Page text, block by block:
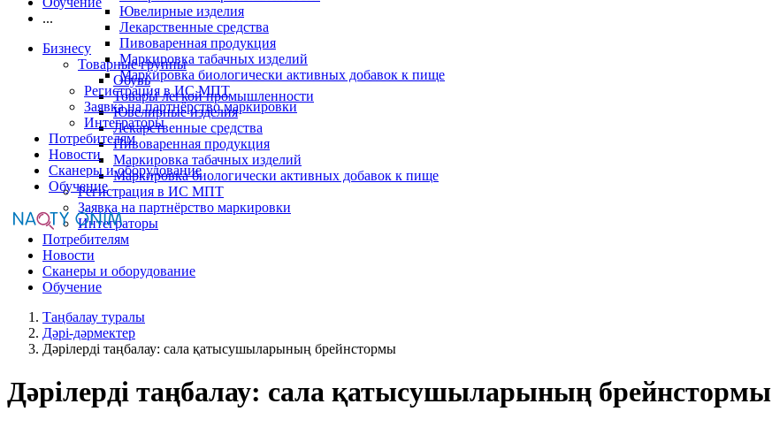
Ювелирные изделия
Лекарственные средства
Пивоваренная продукция
Маркировка табачных изделий
Маркировка биологически активных добавок к пище
Регистрация в ИС МПТ
Заявка на партнёрство маркировки
Интеграторы
Потребителям
Новости
Сканеры и оборудование
Обучение
...
Бизнесу
Товарные группы
Обувь
Товары легкой промышленности
Ювелирные изделия
Лекарственные средства
Пивоваренная продукция
Маркировка табачных изделий
Маркировка биологически активных добавок к пище
Регистрация в ИС МПТ
Заявка на партнёрство маркировки
Интеграторы
Потребителям
Новости
Сканеры и оборудование
Обучение
Таңбалау туралы
Дәрі-дәрмектер
Дәрілерді таңбалау: сала қатысушыларының брейнстормы
Дәрілерді таңбалау: сала қатысушыларының брейнстормы